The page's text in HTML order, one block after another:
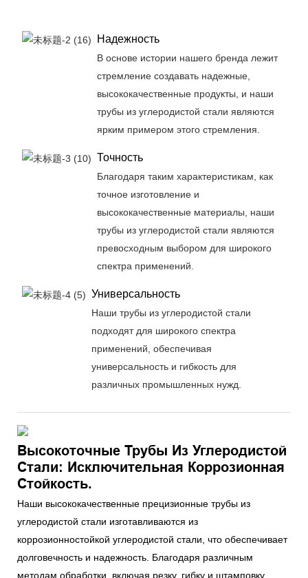
Надежность
В основе истории нашего бренда лежит
стремление создавать надежные,
высококачественные продукты, и наши
трубы из углеродистой стали являются
ярким примером этого стремления.
Точность
Благодаря таким характеристикам, как
точное изготовление и
высококачественные материалы, наши
трубы из углеродистой стали являются
превосходным выбором для широкого
спектра применений.
Универсальность
Наши трубы из углеродистой стали
подходят для широкого спектра
применений, обеспечивая
универсальность и гибкость для
различных промышленных нужд.
Высокоточные Трубы Из Углеродистой
Стали: Исключительная Коррозионная
Стойкость.
Наши высококачественные прецизионные трубы из
углеродистой стали изготавливаются из
коррозионностойкой углеродистой стали, что обеспечивает
долговечность и надежность. Благодаря различным
методам обработки, включая резку, гибку и штамповку,